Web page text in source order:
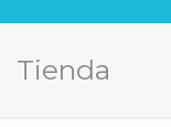
Tienda